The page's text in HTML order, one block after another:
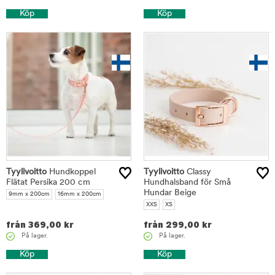
Köp Köp
Tyylivoitto Hundkoppel
Flätat Persika 200 cm
9mm x 200cm 16mm x 200cm
från 369,00 kr
På lager.
Köp
Tyylivoitto Classy
Hundhalsband för Små
Hundar Beige
XXS XS
från 299,00 kr
På lager.
Köp